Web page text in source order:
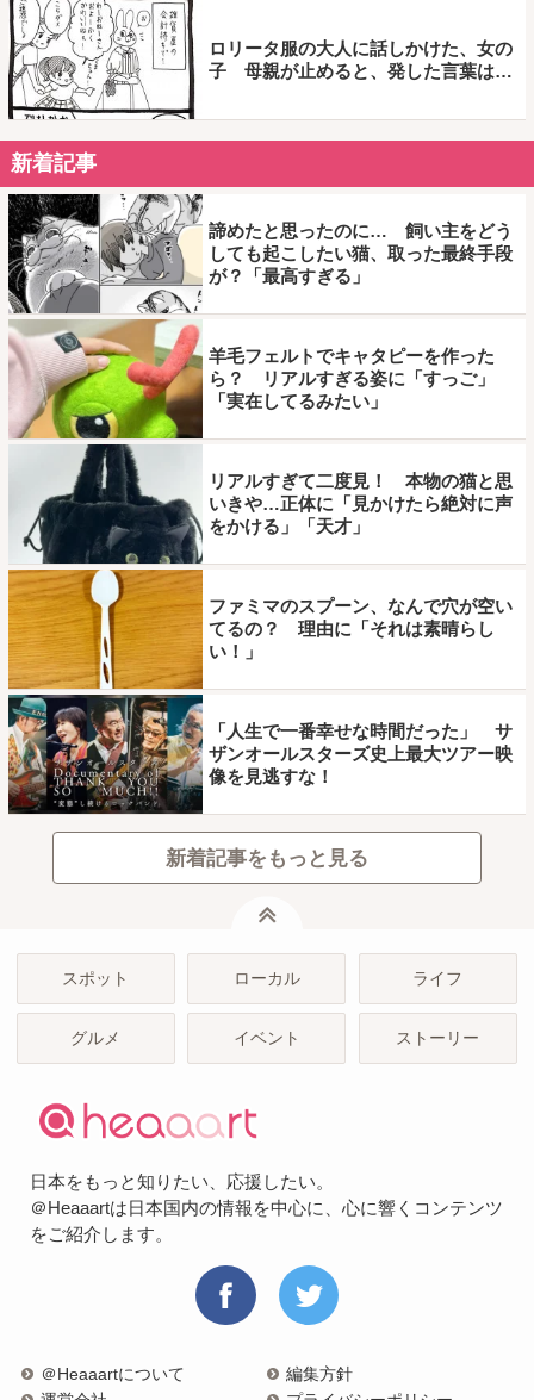
ロリータ服の大人に話しかけた、女の
子 母親が止めると、発した言葉は…
新着記事
諦めたと思ったのに… 飼い主をどう
しても起こしたい猫、取った最終手段
が？「最高すぎる」
羊毛フェルトでキャタピーを作った
ら？ リアルすぎる姿に「すっご」
「実在してるみたい」
リアルすぎて二度見！ 本物の猫と思
いきや…正体に「見かけたら絶対に声
をかける」「天才」
ファミマのスプーン、なんで穴が空い
てるの？ 理由に「それは素晴らし
い！」
「人生で一番幸せな時間だった」 サ
ザンオールスターズ史上最大ツアー映
像を見逃すな！
新着記事をもっと見る
スポット ローカル ライフ
グルメ イベント ストーリー
日本をもっと知りたい、応援したい。
＠Heaaartは日本国内の情報を中心に、心に響くコンテンツ
をご紹介します。
＠Heaaartについて
編集方針